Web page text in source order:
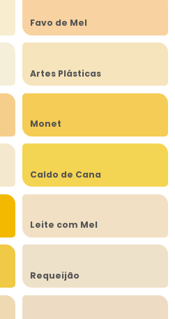
Favo de Mel
Artes Plásticas
Monet
Caldo de Cana
Leite com Mel
Requeijão